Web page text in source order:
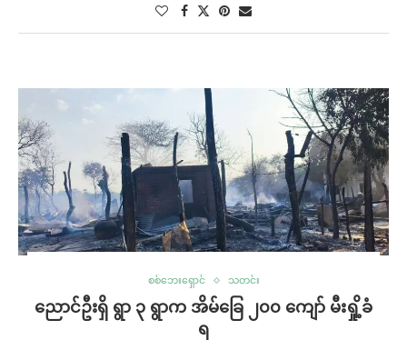
စစ်ဘေးရှောင် သတင်း
ညောင်ဦးရှိ ရွာ ၃ ရွာက အိမ်ခြေ ၂၀၀ ကျော် မီးရှို့ခံ
ရ